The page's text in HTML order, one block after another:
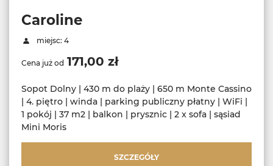
Caroline
miejsc: 4
Cena już od 171,00 zł
Sopot Dolny | 430 m do plaży | 650 m Monte Cassino
| 4. piętro | winda | parking publiczny płatny | WiFi |
1 pokój | 37 m2 | balkon | prysznic | 2 x sofa | sąsiad
Mini Moris
SZCZEGÓŁY